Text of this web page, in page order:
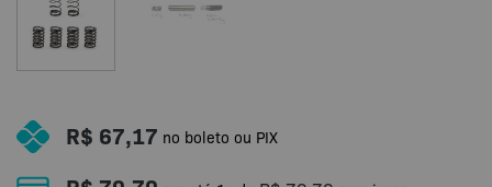
R$ 67,17 no boleto ou PIX